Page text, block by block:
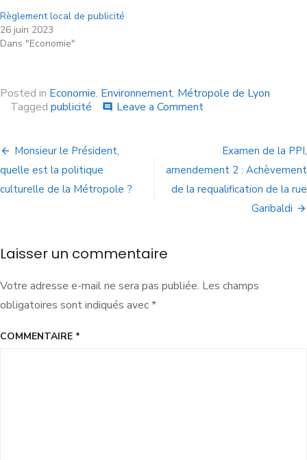
Règlement local de publicité
26 juin 2023
Dans "Economie"
Posted in Economie, Environnement, Métropole de Lyon
Tagged publicité comment Leave a Comment
Monsieur le Président,
quelle est la politique
culturelle de la Métropole ?
Examen de la PPI,
amendement 2 : Achèvement
de la requalification de la rue
Garibaldi
Laisser un commentaire
Votre adresse e-mail ne sera pas publiée. Les champs
obligatoires sont indiqués avec*
COMMENTAIRE *